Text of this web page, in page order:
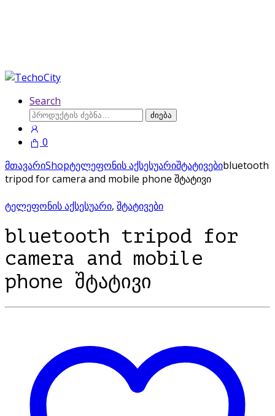
Search
ძებნა:
ძიება
0
მთავარიShopტელეფონის აქსესუარიშტატივებიbluetooth
tripod for camera and mobile phone შტატივი
ტელეფონის აქსესუარი, შტატივები
bluetooth tripod for
camera and mobile
phone შტატივი